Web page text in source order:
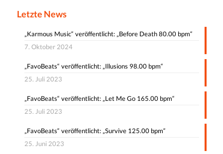
Letzte News
„Karmous Music“ veröffentlicht: „Before Death 80.00 bpm“
7. Oktober 2024
„FavoBeats“ veröffentlicht: „Illusions 98.00 bpm“
25. Juli 2023
„FavoBeats“ veröffentlicht: „Let Me Go 165.00 bpm“
25. Juli 2023
„FavoBeats“ veröffentlicht: „Survive 125.00 bpm“
25. Juni 2023